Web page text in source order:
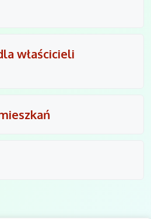
właścicieli